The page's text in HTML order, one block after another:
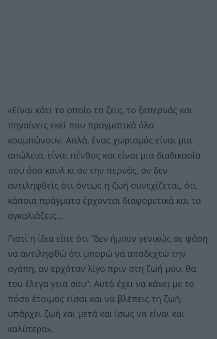
«Είναι κάτι το οποίο το ζεις, το ξεπερνάς και
πηγαίνεις εκεί που πραγματικά όλα
κουμπώνουν. Απλά, ένας χωρισμός είναι μια
απώλεια, είναι πένθος και είναι μια διαδικασία
που όσο κουλ κι αν την περνάς, αν δεν
αντιληφθείς ότι όντως η ζωή συνεχίζεται, ότι
κάποια πράγματα έρχονται διαφορετικά και τα
αγκαλιάζεις…
Γιατί η ίδια είπε ότι “δεν ήμουν γενικώς σε φάση
να αντιληφθώ ότι μπορώ να αποδεχτώ την
αγάπη, αν ερχόταν λίγο πριν στη ζωή μου, θα
του έλεγα γεια σου”. Αυτό έχει να κάνει με το
πόσο έτοιμος είσαι και να βλέπεις τη ζωή,
υπάρχει ζωή και μετά και ίσως να είναι και
καλύτερα».